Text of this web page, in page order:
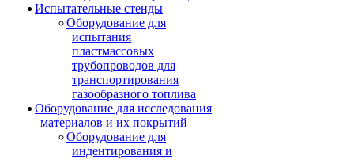
Испытательные стенды
Оборудование для
испытания
пластмассовых
трубопроводов для
транспортирования
газообразного топлива
Оборудование для исследования
материалов и их покрытий
Оборудование для
индентирования и